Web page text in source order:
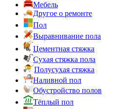
Мебель
Другое о ремонте
Пол
Выравнивание пола
Цементная стяжка
Сухая стяжка пола
Полусухая стяжка
Наливной пол
Обустройство полов
Тёплый пол